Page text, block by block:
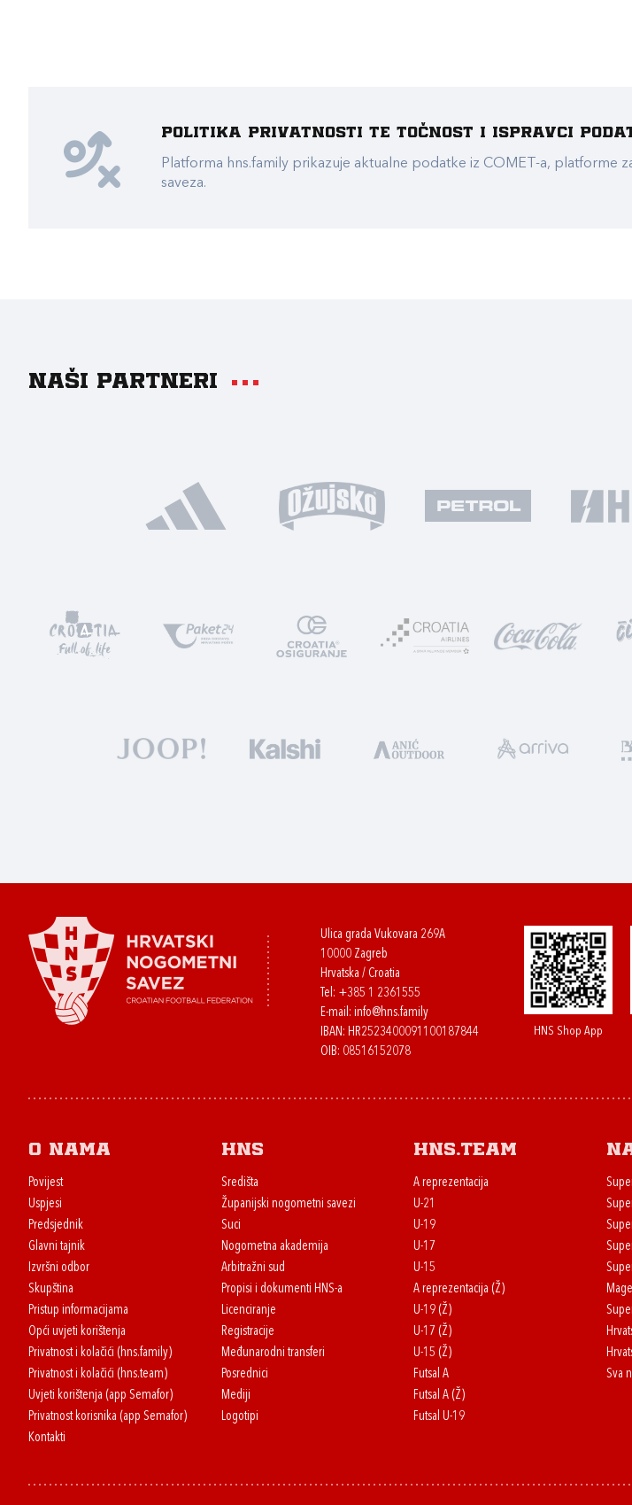
Politika privatnosti te točnost i ispravci
Platforma hns.family prikazuje aktualne podatke iz COMET-a, platforme
saveza.
Naši partneri
Ulica grada Vukovara 269A
10000 Zagreb
Hrvatska / Croatia
Tel: +385 1 2361555
E-mail: info@hns.family
IBAN: HR2523400091100187844
OIB: 08516152078
HNS Shop App
O nama
Povijest
Uspjesi
Predsjednik
Glavni tajnik
Izvršni odbor
Skupština
Pristup informacijama
Opći uvjeti korištenja
Privatnost i kolačići (hns.family)
Privatnost i kolačići (hns.team)
Uvjeti korištenja (app Semafor)
Privatnost korisnika (app Semafor)
Kontakti
HNS
Središta
Županijski nogometni savezi
Suci
Nogometna akademija
Arbitražni sud
Propisi i dokumenti HNS-a
Licenciranje
Registracije
Međunarodni transferi
Posrednici
Mediji
Logotipi
HNS.team
A reprezentacija
U-21
U-19
U-17
U-15
A reprezentacija (Ž)
U-19 (Ž)
U-17 (Ž)
U-15 (Ž)
Futsal A
Futsal A (Ž)
Futsal U-19
Sva